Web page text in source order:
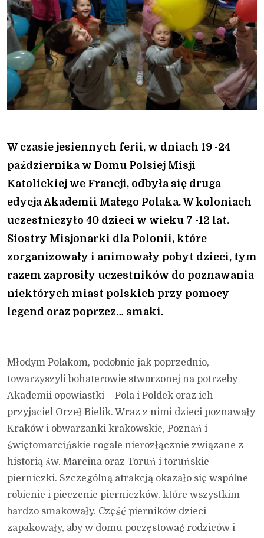
W czasie jesiennych ferii, w dniach 19 -24
października w Domu Polsiej Misji
Katolickiej we Francji, odbyła się druga
edycja Akademii Małego Polaka. W koloniach
uczestniczyło 40 dzieci w wieku 7 -12 lat.
Siostry Misjonarki dla Polonii, które
zorganizowały i animowały pobyt dzieci, tym
razem zaprosiły uczestników do poznawania
niektórych miast polskich przy pomocy
legend oraz poprzez… smaki.
Młodym Polakom, podobnie jak poprzednio,
towarzyszyli bohaterowie stworzonej na potrzeby
Akademii opowiastki – Pola i Poldek oraz ich
przyjaciel Orzeł Bielik. Wraz z nimi dzieci poznawały
Kraków i obwarzanki krakowskie, Poznań i
świętomarcińskie rogale nierozłącznie związane z
historią św. Marcina oraz Toruń i toruńskie
pierniczki. Szczególną atrakcją okazało się wspólne
robienie i pieczenie pierniczków, które wszystkim
bardzo smakowały. Część pierników dzieci
zapakowały, aby w domu poczęstować rodziców i